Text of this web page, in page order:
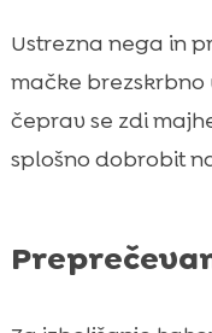
Ustrezna nega in
mačke brezskrbno
čeprav se zdi
splošno dobrobit